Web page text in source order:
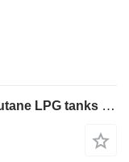
Visser De Gastank Used Propane/Butane LPG tanks 1600 L (0,8 ton)